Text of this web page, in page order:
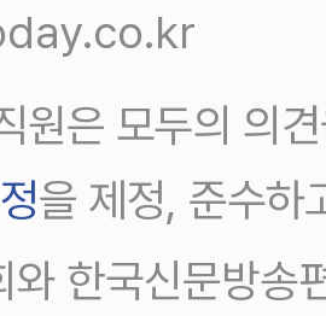
원은 모두의 의
을 제정, 준수하
와 한국신문방송